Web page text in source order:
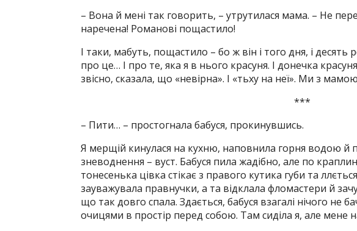
– Вона й мені так говорить, – утрутилася мама. – Не
наречена! Романові пощастило!
І таки, мабуть, пощастило – бо ж він і того дня, і
про це… І про те, яка я в нього красуня. І донечка
звісно, сказала, що «невірна». І «тьху на неї». Ми з
***
– Пити… – простогнала бабуся, прокинувшись.
Я мерщій кинулася на кухню, наповнила горня водою й
зневоднення – вуст. Бабуся пила жадібно, але по
тонесенька цівка стікає з правого кутика губи та
зауважувала правнучки, а та відклала фломастери й
що так довго спала. Здається, бабуся взагалі нічого не
очицями в простір перед собою. Там сиділа я, але мене